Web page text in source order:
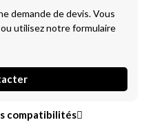
demande de devis. Vous
utilisez notre formulaire
compatibilités